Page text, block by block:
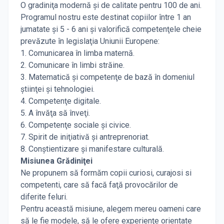
O gradiniţa modernă şi de calitate pentru 100 de ani.
Programul nostru este destinat copiilor între 1 an
jumatate şi 5 - 6 ani şi valorifică competenţele cheie
prevăzute în legislaţia Uniunii Europene:
1. Comunicarea în limba maternă.
2. Comunicare în limbi străine.
3. Matematică şi competenţe de bază în domeniul
ştiinţei şi tehnologiei.
4. Competenţe digitale.
5. A învăţa să înveţi.
6. Competenţe sociale şi civice.
7. Spirit de iniţiativă şi antreprenoriat.
8. Conştientizare şi manifestare culturală.
Misiunea Grădiniţei
Ne propunem să formăm copii curiosi, curajosi si
competenti, care să facă faţă provocărilor de
diferite feluri.
Pentru această misiune, alegem mereu oameni care
să le fie modele, să le ofere experienţe orientate